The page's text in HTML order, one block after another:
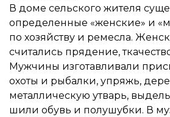
В доме сельского жителя
определенные «женские» и
по хозяйству и ремесла.
считались прядение,
Мужчины изготавливали
охоты и рыбалки, упряжь,
металлическую утварь,
шили обувь и полушубки. В